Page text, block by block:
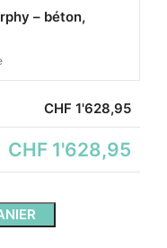
– béton,
CHF 1'628,95
CHF 1'628,95